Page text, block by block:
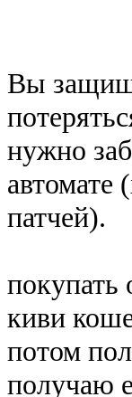
Вы
нужно
автомате
патчей).
покупать
киви
потом
получаю